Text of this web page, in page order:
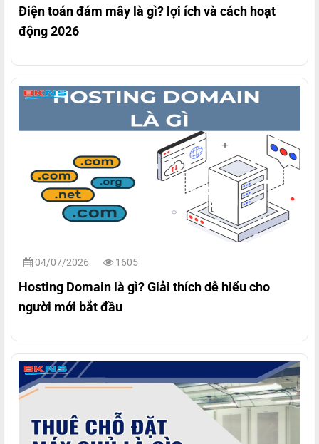
Điện toán đám mây là gì? lợi ích và cách hoạt
động 2026
04/07/2026 1605
Hosting Domain là gì? Giải thích dễ hiểu cho
người mới bắt đầu